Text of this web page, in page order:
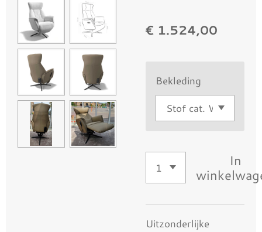
€ 1.524,00
Bekleding
In
Uitzonderlijke